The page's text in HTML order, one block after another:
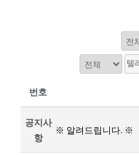
번호
공지사
항
※ 알려드립니다. ※